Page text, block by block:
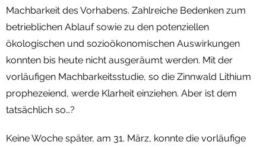
Machbarkeit des Vorhabens. Zahlreiche Bedenken zum
betrieblichen Ablauf sowie zu den potenziellen
ökologischen und sozioökonomischen Auswirkungen
konnten bis heute nicht ausgeräumt werden. Mit der
vorläufigen Machbarkeitsstudie, so die Zinnwald Lithium
prophezeiend, werde Klarheit einziehen. Aber ist dem
tatsächlich so…?
Keine Woche später, am 31. März, konnte die vorläufige